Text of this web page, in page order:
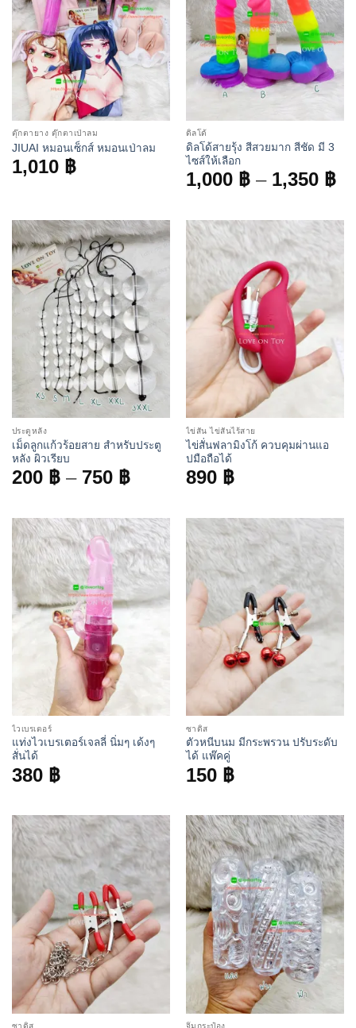
ตุ๊กตายาง ตุ๊กตาเป่าลม
JIUAI หมอนเซ็กส์ หมอนเป่าลม
1,010 ฿
ดิลโด้
ดิลโด้สายรุ้ง สีสวยมาก สีชัด มี 3
ไซส์ให้เลือก
1,000 ฿ – 1,350 ฿
ประตูหลัง
เม็ดลูกแก้วร้อยสาย สำหรับประตู
หลัง ผิวเรียบ
200 ฿ – 750 ฿Price
200 ฿
through
750 ฿
ไข่สั่น ไข่สั่นไร้สาย
ไข่สั่นฟลามิงโก้ ควบคุมผ่านแอ
ปมือถือได้
890 ฿
ไวเบรเตอร์
แท่งไวเบรเตอร์เจลลี่ นิ่มๆ เด้งๆ
สั่นได้
380 ฿
ซาดิส
ตัวหนีบนม มีกระพรวน ปรับระดับ
ได้ แพ๊คคู่
150 ฿